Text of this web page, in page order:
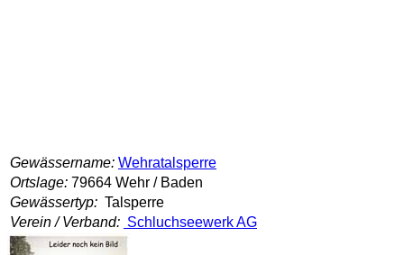
Gewässername: Wehratalsperre
Ortslage: 79664 Wehr / Baden
Gewässertyp: Talsperre
Verein / Verband: Schluchseewerk AG